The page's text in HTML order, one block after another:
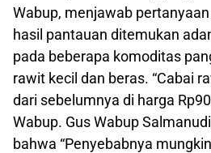
Wabup, menjawab
hasil pantauan ditemukan
pada beberapa komoditas
rawit kecil dan beras. “Cabai
dari sebelumnya di harga
Wabup. Gus Wabup
bahwa “Penyebabnya